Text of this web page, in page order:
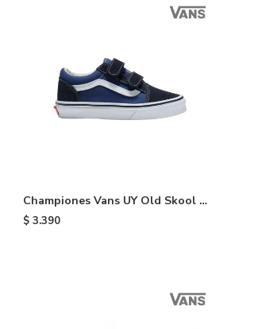
Championes Vans UY Old Skool V
de niño - Blue
$ 3.390